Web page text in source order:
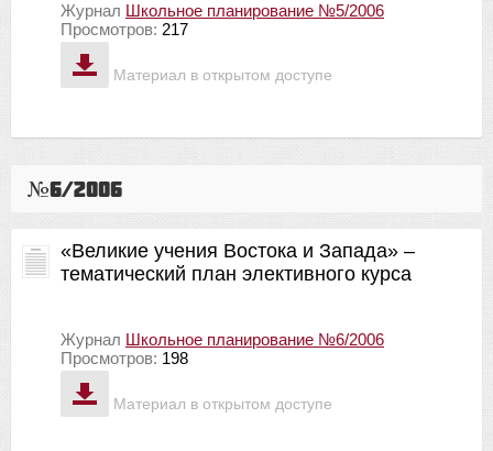
Материал в открытом доступе
Журнал Школьное планирование №5/2006
Просмотров: 217
№6/2006
Материал в открытом доступе
«Великие учения Востока и Запада» –
тематический план элективного курса
Журнал Школьное планирование №6/2006
Просмотров: 198